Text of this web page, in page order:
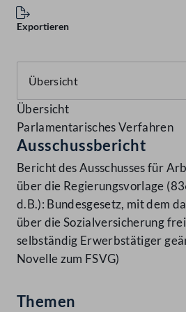
Exportieren
Übersicht
Parlamentarisches Verfahren
Ausschussbericht
Bericht des Ausschusses für
über die Regierungsvorlage
d.B.): Bundesgesetz, mit dem
über die Sozialversicherung
selbständig Erwerbstätiger
Novelle zum FSVG)
Themen